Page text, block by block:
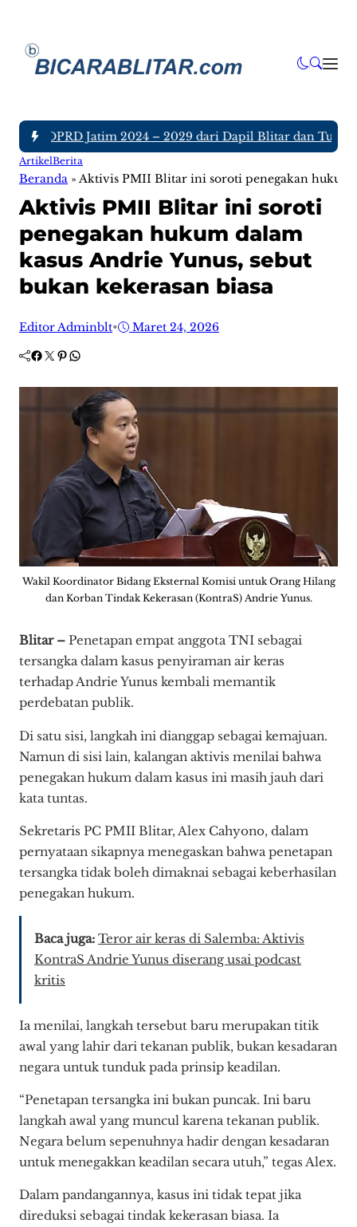
DPRD Jatim 2024 – 2029 dari Dapil Blitar dan
ArtikelBerita
Beranda » Aktivis PMII Blitar ini soroti penegakan hukum
Aktivis PMII Blitar ini soroti
penegakan hukum dalam
kasus Andrie Yunus, sebut
bukan kekerasan biasa
Editor Adminblt• Maret 24, 2026
Facebook Twitter Pinterest WhatsApp
Wakil Koordinator Bidang Eksternal Komisi untuk Orang Hilang
dan Korban Tindak Kekerasan (KontraS) Andrie Yunus.
Blitar – Penetapan empat anggota TNI sebagai
tersangka dalam kasus penyiraman air keras
terhadap Andrie Yunus kembali memantik
perdebatan publik.
Di satu sisi, langkah ini dianggap sebagai kemajuan.
Namun di sisi lain, kalangan aktivis menilai bahwa
penegakan hukum dalam kasus ini masih jauh dari
kata tuntas.
Sekretaris PC PMII Blitar, Alex Cahyono, dalam
pernyataan sikapnya menegaskan bahwa penetapan
tersangka tidak boleh dimaknai sebagai keberhasilan
penegakan hukum.
Baca juga: Teror air keras di Salemba: Aktivis
KontraS Andrie Yunus diserang usai podcast
kritis
Ia menilai, langkah tersebut baru merupakan titik
awal yang lahir dari tekanan publik, bukan kesadaran
negara untuk tunduk pada prinsip keadilan.
“Penetapan tersangka ini bukan puncak. Ini baru
langkah awal yang muncul karena tekanan publik.
Negara belum sepenuhnya hadir dengan kesadaran
untuk menegakkan keadilan secara utuh,” tegas Alex.
Dalam pandangannya, kasus ini tidak tepat jika
direduksi sebagai tindak kekerasan biasa. Ia